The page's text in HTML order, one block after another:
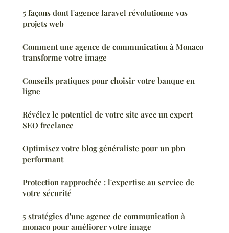
5 façons dont l'agence laravel révolutionne vos
projets web
Comment une agence de communication à Monaco
transforme votre image
Conseils pratiques pour choisir votre banque en
ligne
Révélez le potentiel de votre site avec un expert
SEO freelance
Optimisez votre blog généraliste pour un pbn
performant
Protection rapprochée : l'expertise au service de
votre sécurité
5 stratégies d'une agence de communication à
monaco pour améliorer votre image